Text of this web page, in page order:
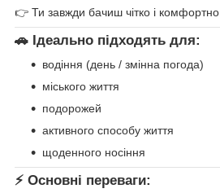
👉 Ти завжди бачиш чітко і комфортно.
🚗 Ідеально підходять для:
водіння (день / змінна погода)
міського життя
подорожей
активного способу життя
щоденного носіння
⚡ Основні переваги: